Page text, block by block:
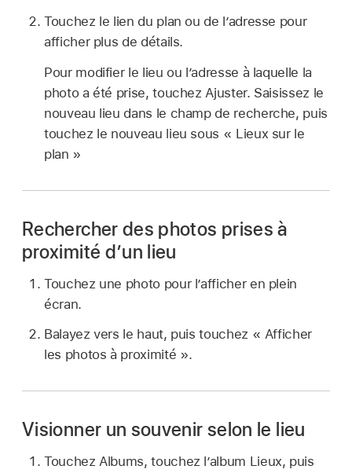
Touchez le lien du plan ou de l’adresse pour
afficher plus de détails.
Pour modifier le lieu ou l’adresse à laquelle la
photo a été prise, touchez Ajuster. Saisissez le
nouveau lieu dans le champ de recherche, puis
touchez le nouveau lieu sous « Lieux sur le
plan »
Rechercher des photos prises à
proximité d’un lieu
Touchez une photo pour l’afficher en plein
écran.
Balayez vers le haut, puis touchez « Afficher
les photos à proximité ».
Visionner un souvenir selon le lieu
Touchez Albums, touchez l’album Lieux, puis